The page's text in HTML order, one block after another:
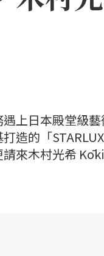
上日本殿堂級
造的「
來木村光希